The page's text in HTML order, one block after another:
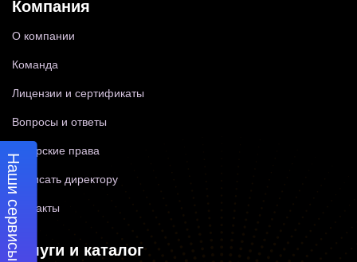
Компания
О компании
Команда
Лицензии и сертификаты
Вопросы и ответы
Авторские права
Написать директору
Контакты
Услуги и каталог
Наши сервисы